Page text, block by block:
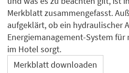
Merkblatt zusammengefasst.
aufgeklärt, ob ein hydraulischer
Energiemanagement-System für
im Hotel sorgt.
Merkblatt downloaden